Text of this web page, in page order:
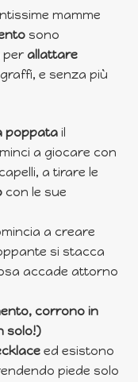
mamme
sono
per allattare
e senza più
poppatail
a giocare con
a tirare le
con le sue
a creare
si stacca
accade attorno
corrono in
solo!)
ed esistono
piede solo